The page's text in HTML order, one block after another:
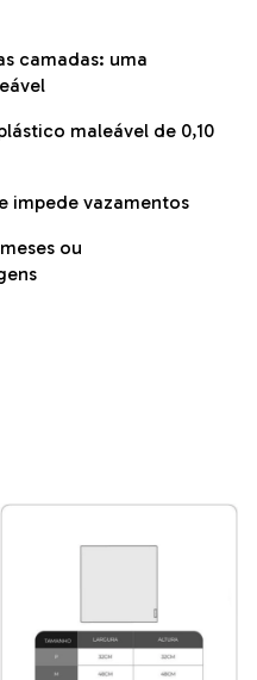
camadas: uma
maleável de 0,10
impede vazamentos
ou